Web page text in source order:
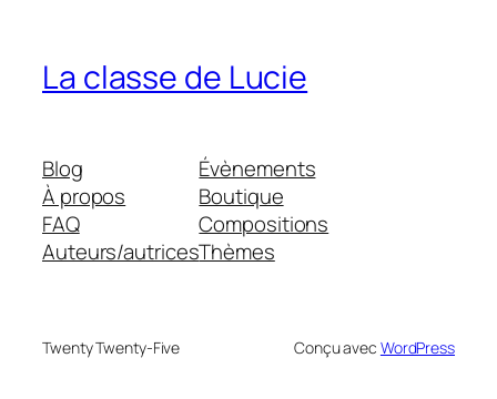
La classe de Lucie
Blog
À propos
FAQ
Auteurs/autrices
Évènements
Boutique
Compositions
Thèmes
Twenty Twenty-Five Conçu avec WordPress